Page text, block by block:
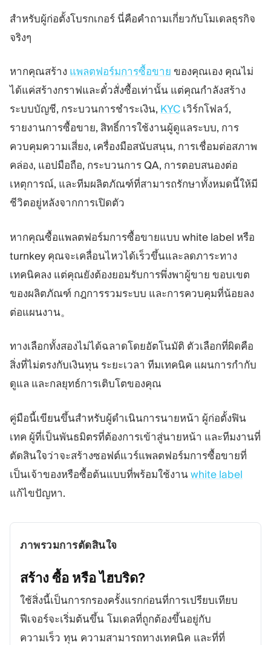
สำหรับผู้ก่อตั้งโบรกเกอร์ นี่คือคำถามเกี่ยวกับโมเดลธุรกิจ
จริงๆ
หากคุณสร้าง แพลตฟอร์มการซื้อขาย ของคุณเอง คุณไม่
ได้แค่สร้างกราฟและตั๋วสั่งซื้อเท่านั้น แต่คุณกำลังสร้าง
ระบบบัญชี, กระบวนการชำระเงิน, KYC เวิร์กโฟลว์,
รายงานการซื้อขาย, สิทธิ์การใช้งานผู้ดูแลระบบ, การ
ควบคุมความเสี่ยง, เครื่องมือสนับสนุน, การเชื่อมต่อสภาพ
คล่อง, แอปมือถือ, กระบวนการ QA, การตอบสนองต่อ
เหตุการณ์, และทีมผลิตภัณฑ์ที่สามารถรักษาทั้งหมดนี้ให้มี
ชีวิตอยู่หลังจากการเปิดตัว
หากคุณซื้อแพลตฟอร์มการซื้อขายแบบ white label หรือ
turnkey คุณจะเคลื่อนไหวได้เร็วขึ้นและลดภาระทาง
เทคนิคลง แต่คุณยังต้องยอมรับการพึ่งพาผู้ขาย ขอบเขต
ของผลิตภัณฑ์ กฎการรวมระบบ และการควบคุมที่น้อยลง
ต่อแผนงาน。
ทางเลือกทั้งสองไม่ได้ฉลาดโดยอัตโนมัติ ตัวเลือกที่ผิดคือ
สิ่งที่ไม่ตรงกับเงินทุน ระยะเวลา ทีมเทคนิค แผนการกำกับ
ดูแล และกลยุทธ์การเติบโตของคุณ
คู่มือนี้เขียนขึ้นสำหรับผู้ดำเนินการนายหน้า ผู้ก่อตั้งฟิน
เทค ผู้ที่เป็นพันธมิตรที่ต้องการเข้าสู่นายหน้า และทีมงานที่
ตัดสินใจว่าจะสร้างซอฟต์แวร์แพลตฟอร์มการซื้อขายที่
เป็นเจ้าของหรือซื้อต้นแบบที่พร้อมใช้งานwhite label
แก้ไขปัญหา.
ภาพรวมการตัดสินใจ
สร้าง ซื้อ หรือไฮบริด?
ใช้สิ่งนี้เป็นการกรองครั้งแรกก่อนที่การเปรียบเทียบ
ฟีเจอร์จะเริ่มต้นขึ้น โมเดลที่ถูกต้องขึ้นอยู่กับ
ความเร็ว ทุน ความสามารถทางเทคนิค และที่ที่
คำศัพท์
วิดีโอสอนเทรด
แผนธุรกิจ
เหตุการณ์
การทำงาน
ความยั่งยืน